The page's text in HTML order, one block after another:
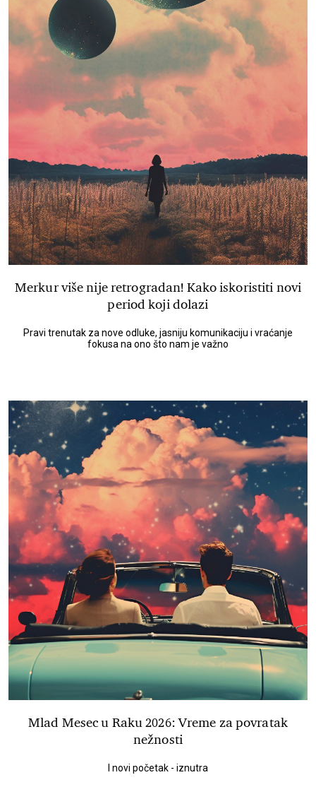
Merkur više nije retrogradan! Kako iskoristiti novi
period koji dolazi
Pravi trenutak za nove odluke, jasniju komunikaciju i vraćanje
fokusa na ono što nam je važno
Mlad Mesec u Raku 2026: Vreme za povratak
nežnosti
I novi početak - iznutra